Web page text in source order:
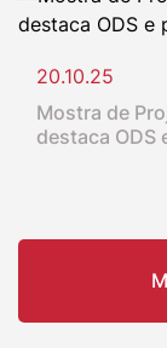
20.10.25
Mostra de
destaca